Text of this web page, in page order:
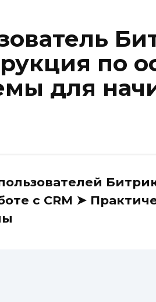
по
для
с CRM ➤